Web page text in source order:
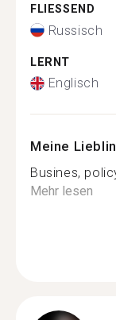
FLIESSEND
Russisch
LERNT
Englisch
Meine
Busines,
Mehr lesen